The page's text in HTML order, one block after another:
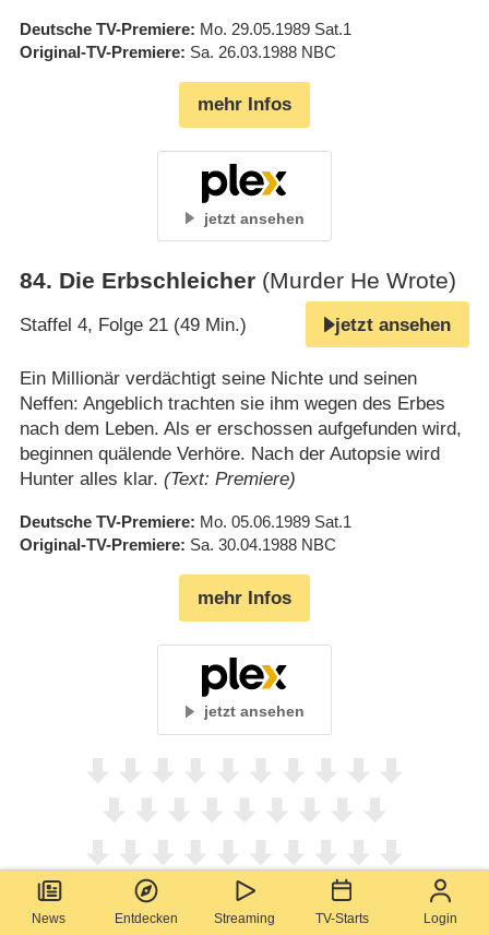
News Entdecken Streaming TV-Starts Login
Deutsche TV-Premiere Mo. 29.05.1989 Sat.1
Original-TV-Premiere Sa. 26.03.1988 NBC
mehr Infos
jetzt ansehen
84. Die Erbschleicher (Murder He Wrote)
Staffel 4, Folge 21 (49 Min.) jetzt ansehen
Ein Millionär verdächtigt seine Nichte und seinen
Neffen: Angeblich trachten sie ihm wegen des Erbes
nach dem Leben. Als er erschossen aufgefunden wird,
beginnen quälende Verhöre. Nach der Autopsie wird
Hunter alles klar. (Text: Premiere)
Deutsche TV-Premiere Mo. 05.06.1989 Sat.1
Original-TV-Premiere Sa. 30.04.1988 NBC
mehr Infos
jetzt ansehen